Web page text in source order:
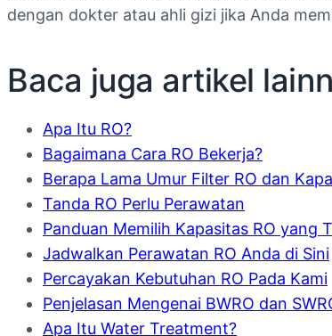
dengan dokter atau ahli gizi jika Anda
Baca juga artikel
Apa Itu RO?
Bagaimana Cara RO Bekerja?
Berapa Lama Umur Filter RO dan
Tanda RO Perlu Perawatan
Panduan Memilih Kapasitas RO yang
Jadwalkan Perawatan RO Anda di Sini
Percayakan Kebutuhan RO Pada Kami
Penjelasan Mengenai BWRO dan
Apa Itu Water Treatment?